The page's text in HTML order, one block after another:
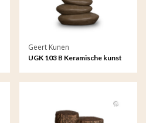
Geert Kunen
UGK 103 B Keramische kunst